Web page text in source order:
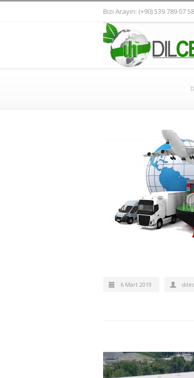
Bizi Arayın: (+90) 539 789 07
6 Mart 2019